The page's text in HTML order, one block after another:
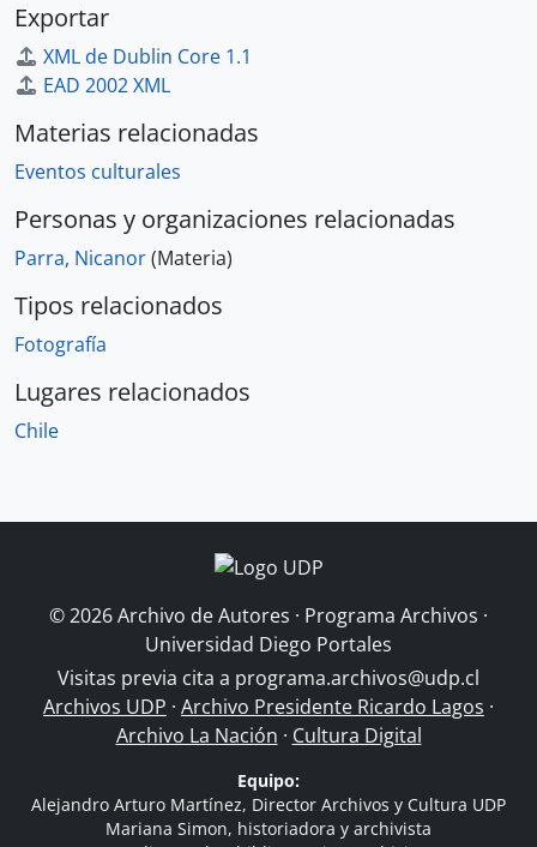
Exportar
XML de Dublin Core 1.1
EAD 2002 XML
Materias relacionadas
Eventos culturales
Personas y organizaciones relacionadas
Parra, Nicanor(Materia)
Tipos relacionados
Fotografía
Lugares relacionados
Chile
© 2026 Archivo de Autores · Programa Archivos ·
Universidad Diego Portales
Visitas previa cita a programa.archivos@udp.cl
Archivos UDP · Archivo Presidente Ricardo Lagos ·
Archivo La Nación · Cultura Digital
Equipo:
Alejandro Arturo Martínez, Director Archivos y Cultura UDP
Mariana Simon, historiadora y archivista